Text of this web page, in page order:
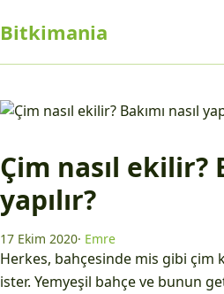
Bitkimania
Çim nasıl ekilir?
yapılır?
17 Ekim 2020· Emre
Herkes, bahçesinde mis gibi çim
ister. Yemyeşil bahçe ve bunun